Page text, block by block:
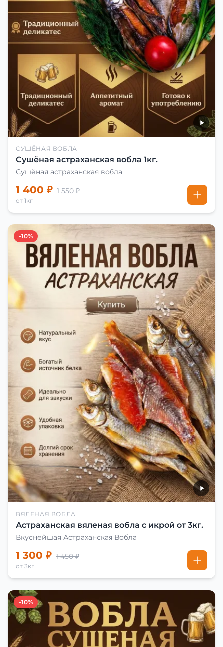
СУШЁНАЯ ВОБЛА
Сушёная астраханская вобла 1кг.
Сушёная астраханская вобла
1 400 ₽ 1 550 ₽
от 1кг
-10%
ВЯЛЕНАЯ ВОБЛА
Астраханская вяленая вобла с икрой от 3кг.
Вкуснейшая Астраханская Вобла
1 300 ₽ 1 450 ₽
от 3кг
-10%